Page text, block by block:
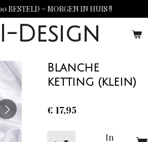
Design
BESTELD = MORGEN IN HUIS !!
Blanche
ketting (klein)
€ 17,95
In